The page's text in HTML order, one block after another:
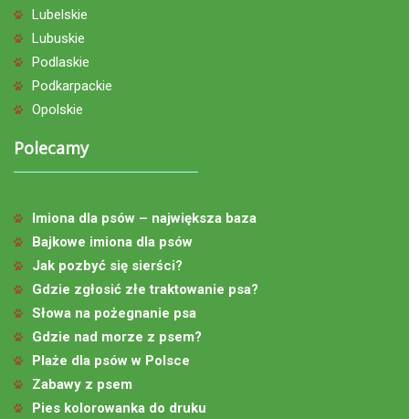
Lubelskie
Lubuskie
Podlaskie
Podkarpackie
Opolskie
Polecamy
Imiona dla psów – największa baza
Bajkowe imiona dla psów
Jak pozbyć się sierści?
Gdzie zgłosić złe traktowanie psa?
Słowa na pożegnanie psa
Gdzie nad morze z psem?
Plaże dla psów w Polsce
Zabawy z psem
Pies kolorowanka do druku